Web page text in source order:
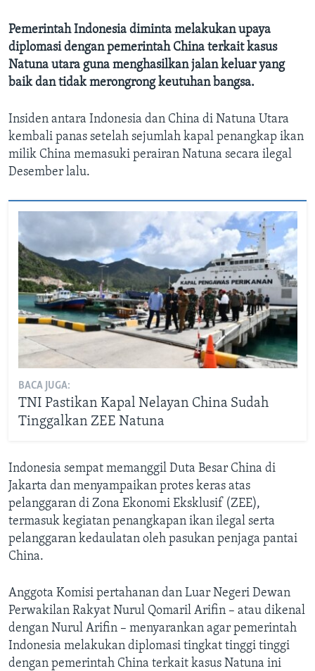
Pemerintah Indonesia diminta melakukan upaya
diplomasi dengan pemerintah China terkait kasus
Natuna utara guna menghasilkan jalan keluar yang
baik dan tidak merongrong keutuhan bangsa.
Insiden antara Indonesia dan China di Natuna Utara
kembali panas setelah sejumlah kapal penangkap ikan
milik China memasuki perairan Natuna secara ilegal
Desember lalu.
BACA JUGA:
TNI Pastikan Kapal Nelayan China Sudah
Tinggalkan ZEE Natuna
Indonesia sempat memanggil Duta Besar China di
Jakarta dan menyampaikan protes keras atas
pelanggaran di Zona Ekonomi Eksklusif (ZEE),
termasuk kegiatan penangkapan ikan ilegal serta
pelanggaran kedaulatan oleh pasukan penjaga pantai
China.
Anggota Komisi pertahanan dan Luar Negeri Dewan
Perwakilan Rakyat Nurul Qomaril Arifin – atau dikenal
dengan Nurul Arifin – menyarankan agar pemerintah
Indonesia melakukan diplomasi tingkat tinggi tinggi
dengan pemerintah China terkait kasus Natuna ini